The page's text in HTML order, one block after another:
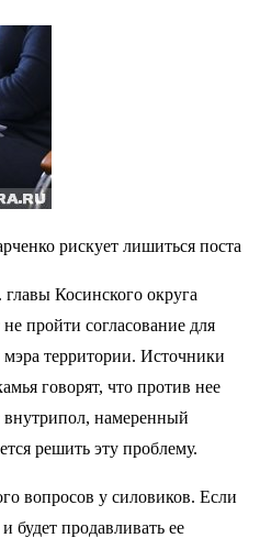
рискует лишиться поста
Косинского округа
пройти согласование для
мэра территории. Источники
говорят, что против нее
намеренный
решить эту проблему.
вопросов у силовиков. Если
будет продавливать ее